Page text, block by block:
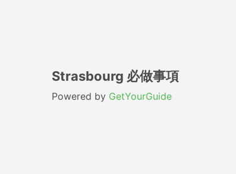
Strasbourg 必做事項
Powered by GetYourGuide